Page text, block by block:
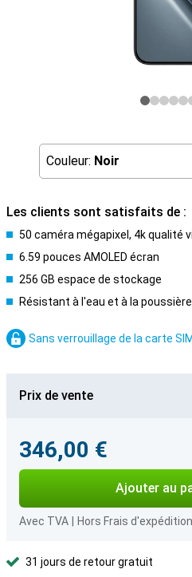
Couleur: Noir
Les clients sont satisfaits de :
50 caméra mégapixel, 4k qualité
6.59 pouces AMOLED écran
256 GB espace de stockage
Résistant à l'eau et à la
Sans verrouillage de la carte SIM
Prix de vente
346,00 €
Ajouter au
Avec TVA Hors Frais d'expédition
31 jours de retour gratuit